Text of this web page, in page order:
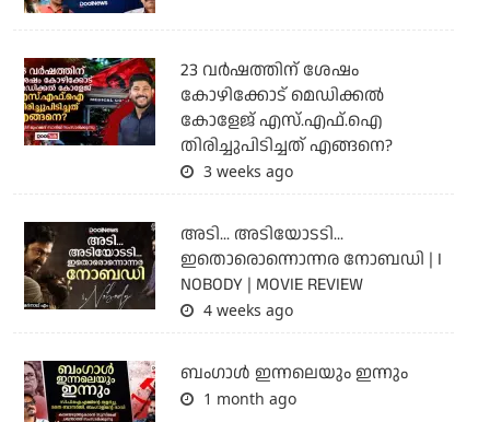
23 വർഷത്തിന് ശേഷം
കോഴിക്കോട് മെഡിക്കൽ
കോളേജ് എസ്.എഫ്.ഐ
തിരിച്ചുപിടിച്ചത് എങ്ങനെ?
3 weeks ago
അടി... അടിയോടടി...
ഇതൊരൊന്നൊന്നര നോബഡി | I
NOBODY | MOVIE REVIEW
4 weeks ago
ബംഗാള്‍ ഇന്നലെയും ഇന്നും
1 month ago